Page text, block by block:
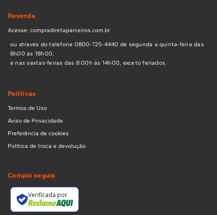
Revenda
Acesse: compradiretaparceiros.com.br
ou através do telefone 0800-725-4440 de segunda a quinta-feira das
8h00 às 18h00,
e nas sextas-feiras das 8:00h às 14h00, exceto feriados.
Políticas
Termos de Uso
Aviso de Privacidade
Preferência de cookies
Política de troca e devolução
Compra segura
Verificada por